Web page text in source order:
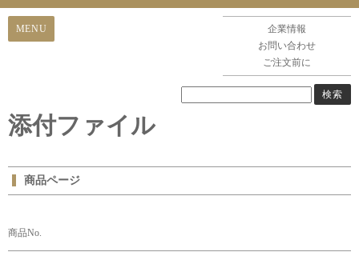
企業情報
お問い合わせ
ご注文前に
添付ファイル
商品ページ
商品No.